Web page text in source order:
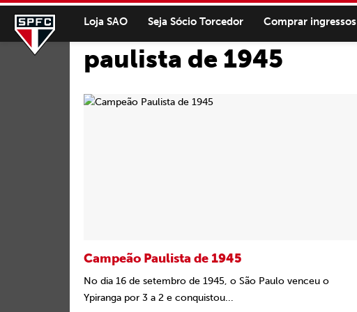
Loja SAO Seja Sócio Torcedor Comprar ingressos
paulista de 1945
Campeão Paulista de 1945
No dia 16 de setembro de 1945, o São Paulo venceu o
Ypiranga por 3 a 2 e conquistou...